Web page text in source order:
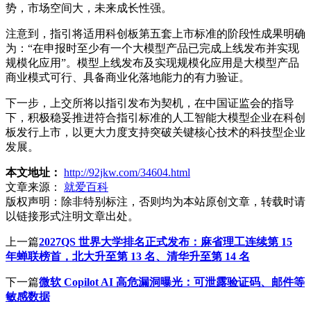
势，市场空间大，未来成长性强。
注意到，指引将适用科创板第五套上市标准的阶段性成果明确
为：“在申报时至少有一个大模型产品已完成上线发布并实现
规模化应用”。模型上线发布及实现规模化应用是大模型产品
商业模式可行、具备商业化落地能力的有力验证。
下一步，上交所将以指引发布为契机，在中国证监会的指导
下，积极稳妥推进符合指引标准的人工智能大模型企业在科创
板发行上市，以更大力度支持突破关键核心技术的科技型企业
发展。
本文地址： http://92jkw.com/34604.html
文章来源：
就爱百科
版权声明： 除非特别标注，否则均为本站原创文章，转载时请
以链接形式注明文章出处。
上一篇2027QS 世界大学排名正式发布：麻省理工连续第 15
年蝉联榜首，北大升至第 13 名、清华升至第 14 名
下一篇微软 Copilot AI 高危漏洞曝光：可泄露验证码、邮件等
敏感数据